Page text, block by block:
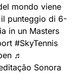
mondo viene
punteggio di 6-
in un Masters
#SkyTennis
♬
Sonora